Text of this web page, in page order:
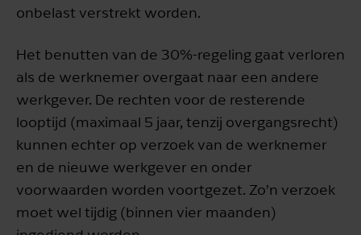
onbelast verstrekt worden.
Het benutten van de 30%-regeling gaat verloren
als de werknemer overgaat naar een andere
werkgever. De rechten voor de resterende
looptijd (maximaal 5 jaar, tenzij overgangsrecht)
kunnen echter op verzoek van de werknemer
en de nieuwe werkgever en onder
voorwaarden worden voortgezet. Zo’n verzoek
moet wel tijdig (binnen vier maanden)